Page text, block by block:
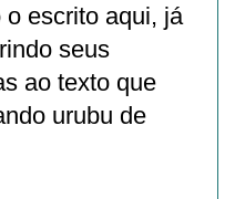
escrito aqui, já
seus
ao texto que
urubu de